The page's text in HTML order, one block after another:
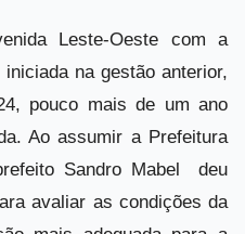
Leste-Oeste com a
na gestão anterior,
pouco mais de um ano
Ao assumir a Prefeitura
Sandro Mabel deu
avaliar as condições da